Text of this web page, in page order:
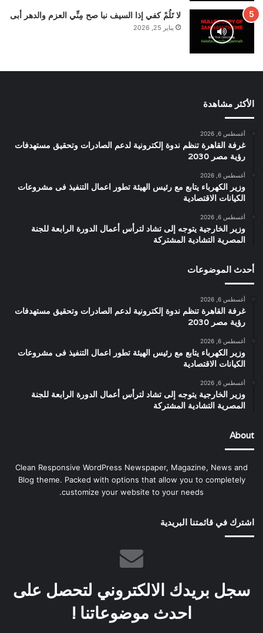
لا تَلُمْ كفي إذا السيف نبا صح مِنِّي العزم والدهر أبى
يناير 25, 2026
الأكثر مشاهدة
أغسطس 6, 2026
غرفة القاهرة تنظم ندوة إلكترونية لدعم الصادرات وتحقيق مستهدفات
رؤية مصر 2030
أغسطس 6, 2026
وزير الكهرباء يتابع مع رئيس الهيئة تطور اعمال التنفيذ فى مشروعات
الكيانات الاقتصادية
أغسطس 6, 2026
وزير الخارجية يتوجه إلى تشاد لترأس أعمال الدورة الرابعة للجنة
المصرية التشادية المشتركة
أحدث الموضوعات
أغسطس 6, 2026
غرفة القاهرة تنظم ندوة إلكترونية لدعم الصادرات وتحقيق مستهدفات
رؤية مصر 2030
أغسطس 6, 2026
وزير الكهرباء يتابع مع رئيس الهيئة تطور اعمال التنفيذ فى مشروعات
الكيانات الاقتصادية
أغسطس 6, 2026
وزير الخارجية يتوجه إلى تشاد لترأس أعمال الدورة الرابعة للجنة
المصرية التشادية المشتركة
About
Clean Responsive WordPress Newspaper, Magazine, News and
Blog theme. Packed with options that allow you to completely
customize your website to your needs.
اشترك في قائمتنا البريدية
سجل بريدك الالكتروني لتحصل على
احدث موضوعاتنا !